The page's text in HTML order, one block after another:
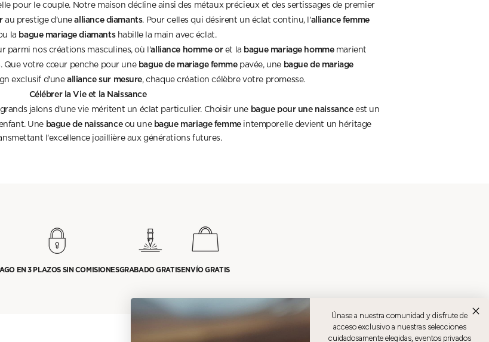
pour le couple. Notre maison décline ainsi des métaux précieux et des sertissages de premier
au prestige d'unealliance diamants. Pour celles qui désirent un éclat continu, l'alliance femme
la bague mariage diamantshabille la main avec éclat.
parmi nos créations masculines, où l'alliance homme oret la bague mariage hommemarient
Que votre cœur penche pour une bague de mariage femmepavée, une bague de mariage
exclusif d'unealliance sur mesure, chaque création célèbre votre promesse.
Célébrer la Vie et la Naissance
jalons d'une vie méritent un éclat particulier. Choisir une bague pour une naissanceest un
Une bague de naissanceou une bague mariage femmeintemporelle devient un héritage
l'excellence joaillière aux générations futures.
EN 3 PLAZOS SIN COMISIONESGRABADO GRATISENVÍO GRATIS
Únase a nuestra comunidad y disfrute de
acceso exclusivo a nuestras selecciones
cuidadosamente elegidas, eventos privados